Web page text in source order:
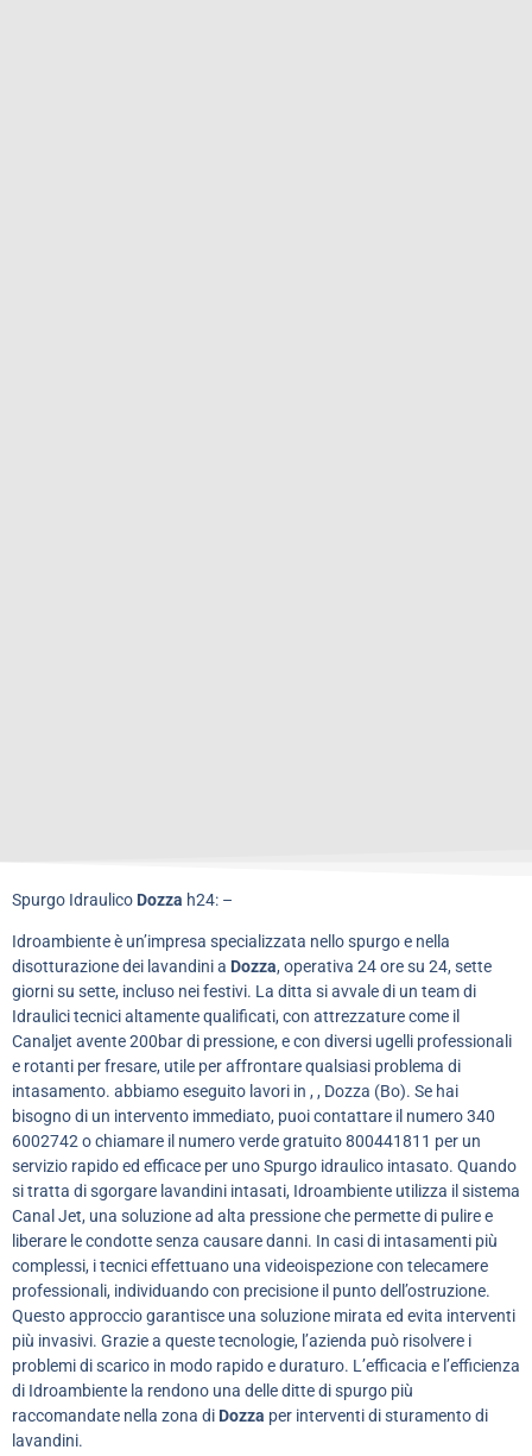
Spurgo Idraulico Dozza h24: –
Idroambiente è un’impresa specializzata nello spurgo e nella
disotturazione dei lavandini a Dozza, operativa 24 ore su 24, sette
giorni su sette, incluso nei festivi. La ditta si avvale di un team di
Idraulici tecnici altamente qualificati, con attrezzature come il
Canaljet avente 200bar di pressione, e con diversi ugelli professionali
e rotanti per fresare, utile per affrontare qualsiasi problema di
intasamento. abbiamo eseguito lavori in , , Dozza (Bo). Se hai
bisogno di un intervento immediato, puoi contattare il numero 340
6002742 o chiamare il numero verde gratuito 800441811 per un
servizio rapido ed efficace per uno Spurgo idraulico intasato. Quando
si tratta di sgorgare lavandini intasati, Idroambiente utilizza il sistema
Canal Jet, una soluzione ad alta pressione che permette di pulire e
liberare le condotte senza causare danni. In casi di intasamenti più
complessi, i tecnici effettuano una videoispezione con telecamere
professionali, individuando con precisione il punto dell’ostruzione.
Questo approccio garantisce una soluzione mirata ed evita interventi
più invasivi. Grazie a queste tecnologie, l’azienda può risolvere i
problemi di scarico in modo rapido e duraturo. L’efficacia e l’efficienza
di Idroambiente la rendono una delle ditte di spurgo più
raccomandate nella zona di Dozza per interventi di sturamento di
lavandini.